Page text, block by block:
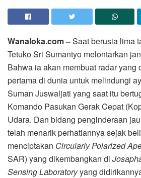
Wanaloka.com –Saat berusia lima
Tetuko Sri Sumantyo melontarkan
Bahwa ia akan membuat radar yang
pertama di dunia untuk melindungi
Suman Juswaljati yang saat itu
Komando Pasukan Gerak Cepat
Udara. Dan bidang penginderaan
telah menarik perhatiannya sejak
menciptakan Circularly Polarized
SAR) yang dikembangkan di
Sensing Laboratoryyang